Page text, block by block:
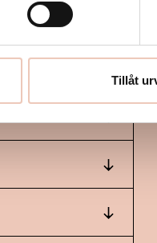
Tillåt
↓
av Åsa
↓